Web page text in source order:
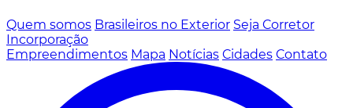
Quem somos Brasileiros no Exterior Seja Corretor
Incorporação
Empreendimentos Mapa Notícias Cidades Contato